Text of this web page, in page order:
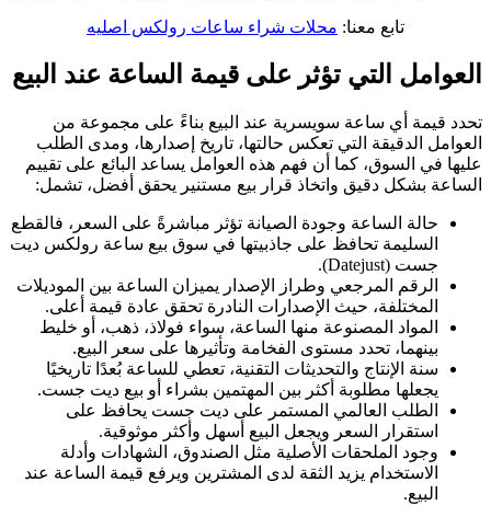
تابع معنا: محلات شراء ساعات رولكس اصليه
العوامل التي تؤثر على قيمة الساعة عند البيع
تحدد قيمة أي ساعة سويسرية عند البيع بناءً على مجموعة من
العوامل الدقيقة التي تعكس حالتها، تاريخ إصدارها، ومدى الطلب
عليها في السوق، كما أن فهم هذه العوامل يساعد البائع على تقييم
الساعة بشكل دقيق واتخاذ قرار بيع مستنير يحقق أفضل، تشمل:
حالة الساعة وجودة الصيانة تؤثر مباشرةً على السعر، فالقطع
السليمة تحافظ على جاذبيتها في سوق بيع ساعة رولكس ديت
جست (Datejust).
الرقم المرجعي وطراز الإصدار يميزان الساعة بين الموديلات
المختلفة، حيث الإصدارات النادرة تحقق عادة قيمة أعلى.
المواد المصنوعة منها الساعة، سواء فولاذ، ذهب، أو خليط
بينهما، تحدد مستوى الفخامة وتأثيرها على سعر البيع.
سنة الإنتاج والتحديثات التقنية، تعطي للساعة بُعدًا تاريخيًا
يجعلها مطلوبة أكثر بين المهتمين بشراء أو بيع ديت جست.
الطلب العالمي المستمر على ديت جست يحافظ على
استقرار السعر ويجعل البيع أسهل وأكثر موثوقية.
وجود الملحقات الأصلية مثل الصندوق، الشهادات وأدلة
الاستخدام يزيد الثقة لدى المشترين ويرفع قيمة الساعة عند
البيع.